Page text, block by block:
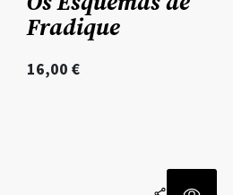
Fradique
16,00 €